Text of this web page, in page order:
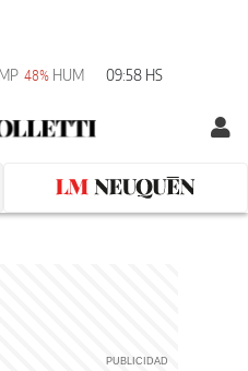
48% HUM 09:58 HS